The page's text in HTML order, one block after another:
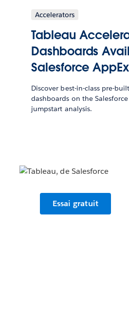
Accelerators
Tableau
Dashboards
Salesforce
Discover best-in-class pre-
dashboards on the
jumpstart analysis.
Essai gratuit